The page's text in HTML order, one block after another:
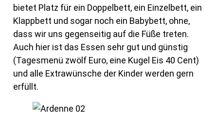
bietet Platz für ein Doppelbett, ein Einzelbett, ein
Klappbett und sogar noch ein Babybett, ohne,
dass wir uns gegenseitig auf die Füße treten.
Auch hier ist das Essen sehr gut und günstig
(Tagesmenü zwölf Euro, eine Kugel Eis 40 Cent)
und alle Extrawünsche der Kinder werden gern
erfüllt.